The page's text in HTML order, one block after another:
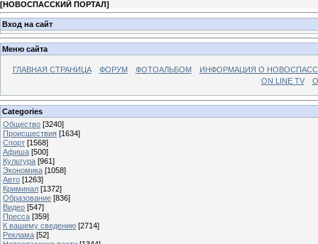
[НОВОСПАССКИЙ ПОРТАЛ]
Вход на сайт
Меню сайта
ГЛАВНАЯ СТРАНИЦА ФОРУМ ФОТОАЛЬБОМ
ИНФОРМАЦИЯ О
ON LINE TV
Categories
Общество [3240]
Происшествия [1634]
Спорт [1568]
Афиша [500]
Культура [961]
Экономика [1058]
Авто [1263]
Криминал [1372]
Образование [836]
Видео [547]
Пресса [359]
К вашему сведению [2714]
Реклама [52]